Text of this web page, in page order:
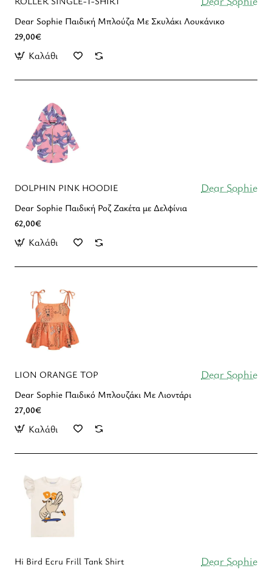
Dear Sophie Παιδική Μπλούζα Με Σκυλάκι Λουκάνικο
29,00€
Καλάθι
DOLPHIN PINK HOODIE Dear Sophie
Dear Sophie Παιδική Ροζ Ζακέτα με Δελφίνια
62,00€
Καλάθι
LION ORANGE TOP Dear Sophie
Dear Sophie Παιδικό Μπλουζάκι Με Λιοντάρι
27,00€
Καλάθι
Hi Bird Ecru Frill Tank Shirt Dear Sophie